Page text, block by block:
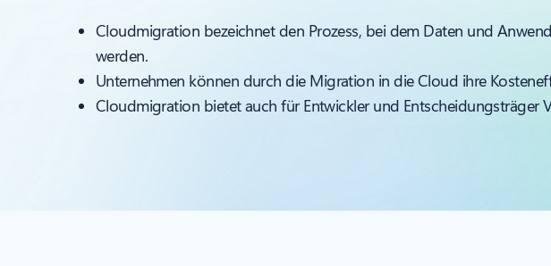
Cloudmigration bezeichnet den Prozess, bei dem Daten und
werden.
Unternehmen können durch die Migration in die Cloud ihre
Cloudmigration bietet auch für Entwickler und Entscheidungsträger